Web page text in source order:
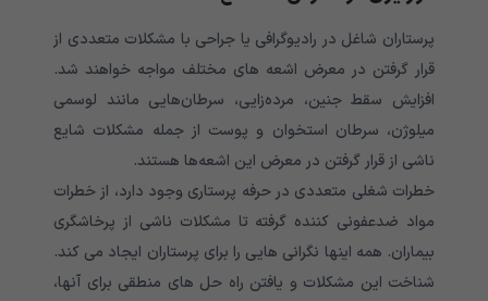
پرستاران شاغل در رادیوگرافی یا جراحی با مشکلات متعددی از
قرار گرفتن در معرض اشعه های مختلف مواجه خواهند شد.
افزایش سقط جنین، مرده‌زایی، سرطان‌هایی مانند لوسمی
میلوژن، سرطان استخوان و پوست از جمله مشکلات شایع
ناشی از قرار گرفتن در معرض این اشعه‌ها هستند.
خطرات شغلی متعددی در حرفه پرستاری وجود دارد، از خطرات
مواد ضدعفونی کننده گرفته تا مشکلات ناشی از پرخاشگری
بیماران. همه اینها نگرانی هایی را برای پرستاران ایجاد می کند.
شناخت این مشکلات و یافتن راه حل های منطقی برای آنها،